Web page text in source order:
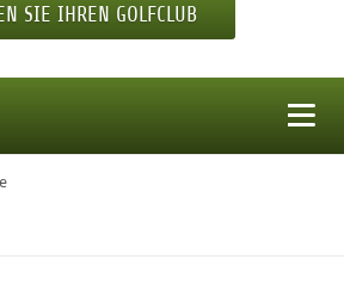
SIE IHREN GOLFCLUB